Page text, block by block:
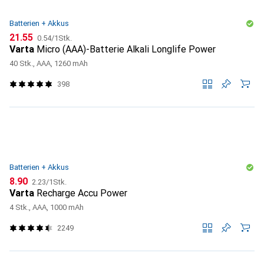
Batterien + Akkus
CHF
21.55 CHF
0.54/1Stk.
Varta Micro (AAA)-Batterie Alkali Longlife Power
40 Stk., AAA, 1260 mAh
398
Batterien + Akkus
CHF
8.90 CHF
2.23/1Stk.
Varta Recharge Accu Power
4 Stk., AAA, 1000 mAh
2249